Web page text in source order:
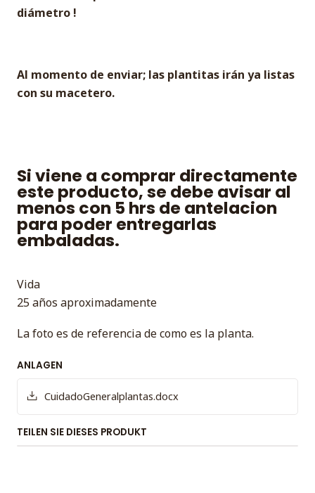
diámetro !
Al momento de enviar; las plantitas irán ya listas
con su macetero.
Si viene a comprar directamente
este producto, se debe avisar al
menos con 5 hrs de antelacion
para poder entregarlas
embaladas.
Vida
25 años aproximadamente
La foto es de referencia de como es la planta.
ANLAGEN
CuidadoGeneralplantas.docx
TEILEN SIE DIESES PRODUKT